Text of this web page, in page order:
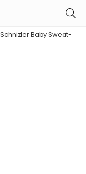
Schnizler Baby Sweat-